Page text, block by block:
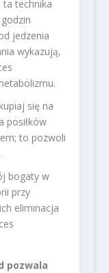
: ta technika
jedzenia
wykazują,
się na
posiłków
to pozwoli
bogaty w
przy
eliminacja
pozwala